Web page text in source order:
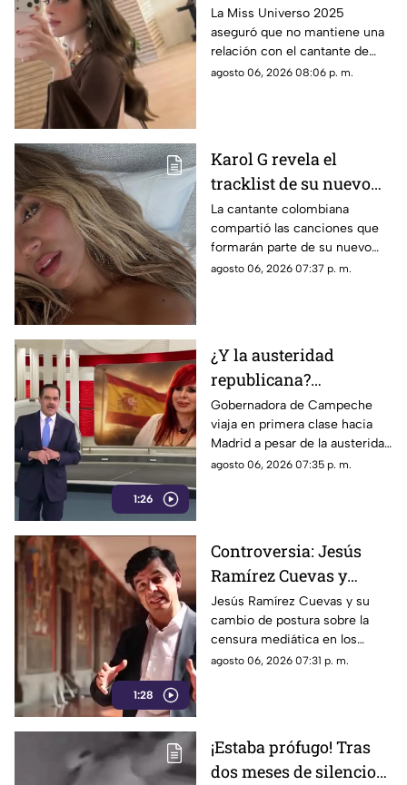
tener un romance con
Natanael Cano
La Miss Universo 2025
aseguró que no mantiene una
relación con el cantante de
corridos tumbados.
agosto 06, 2026 08:06 p. m.
Karol G revela el
tracklist de su nuevo
álbum antes de su
lanzamiento; esta es la
lista completa
La cantante colombiana
compartió las canciones que
formarán parte de su nuevo
material de estudio,
agosto 06, 2026 07:37 p. m.
1:26
¿Y la austeridad
republicana?
Gobernadora Layda
Sansores viaja en
primera clase hacia
Madrid
Gobernadora de Campeche
viaja en primera clase hacia
Madrid a pesar de la austeridad
republicana.
agosto 06, 2026 07:35 p. m.
1:28
Controversia: Jesús
Ramírez Cuevas y
Censura a los Medios
de Comunicación
Jesús Ramírez Cuevas y su
cambio de postura sobre la
censura mediática en los
medios de comunicación.
agosto 06, 2026 07:31 p. m.
¡Estaba prófugo! Tras
dos meses de silencio